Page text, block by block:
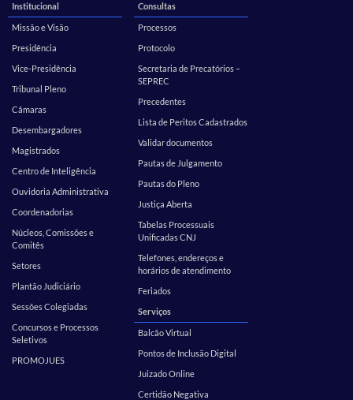
Institucional
Missão e Visão
Presidência
Vice-Presidência
Tribunal Pleno
Câmaras
Desembargadores
Magistrados
Centro de Inteligência
Ouvidoria Administrativa
Coordenadorias
Núcleos, Comissões e
Comitês
Setores
Plantão Judiciário
Sessões Colegiadas
Concursos e Processos
Seletivos
PROMOJUES
Consultas
Processos
Protocolo
Secretaria de Precatórios –
SEPREC
Precedentes
Lista de Peritos Cadastrados
Validar documentos
Pautas de Julgamento
Pautas do Pleno
Justiça Aberta
Tabelas Processuais
Unificadas CNJ
Telefones, endereços e
horários de atendimento
Feriados
Serviços
Balcão Virtual
Pontos de Inclusão Digital
Juizado Online
Certidão Negativa